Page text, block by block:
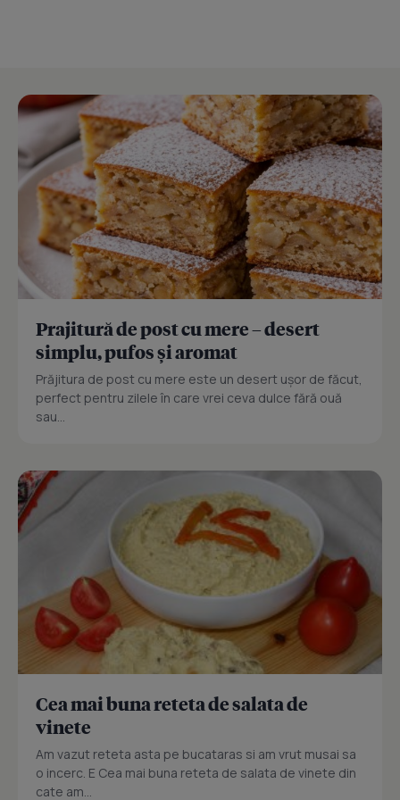
Prajitură de post cu mere – desert
simplu, pufos și aromat
Prăjitura de post cu mere este un desert ușor de făcut,
perfect pentru zilele în care vrei ceva dulce fără ouă
sau...
Cea mai buna reteta de salata de
vinete
Am vazut reteta asta pe bucataras si am vrut musai sa
o incerc. E Cea mai buna reteta de salata de vinete din
cate am...